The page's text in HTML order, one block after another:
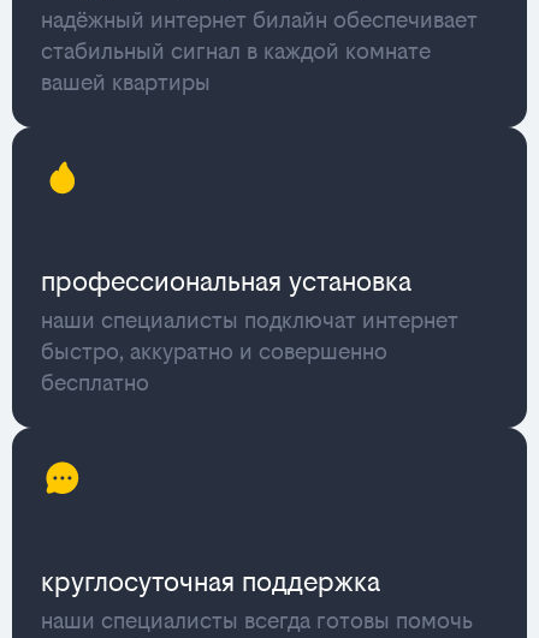
надёжный интернет билайн обеспечивает
стабильный сигнал в каждой комнате
вашей квартиры
профессиональная установка
наши специалисты подключат интернет
быстро, аккуратно и совершенно
бесплатно
круглосуточная поддержка
наши специалисты всегда готовы помочь